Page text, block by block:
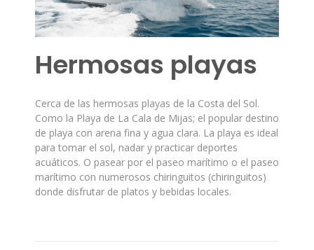
Hermosas playas
Cerca de las hermosas playas de la Costa del Sol.
Como la Playa de La Cala de Mijas; el popular destino
de playa con arena fina y agua clara. La playa es ideal
para tomar el sol, nadar y practicar deportes
acuáticos. O pasear por el paseo marítimo o el paseo
marítimo con numerosos chiringuitos (chiringuitos)
donde disfrutar de platos y bebidas locales.